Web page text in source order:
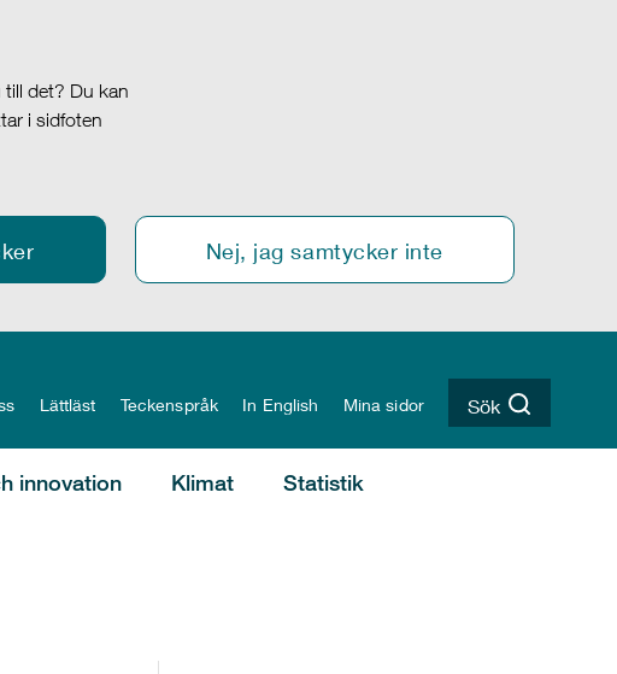
det? Du kan
i sidfoten
Nej, jag samtycker inte
Lättläst Teckenspråk In English Mina sidor Sök
innovation Klimat Statistik